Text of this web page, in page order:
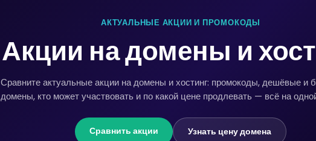
АКТУАЛЬНЫЕ АКЦИИ И ПРОМОКОДЫ
Акции на домены и
Сравните актуальные акции на домены и хостинг: промокоды, дешёвые и
домены, кто может участвовать и по какой цене продлевать — всё на
Сравнить акции Узнать цену домена